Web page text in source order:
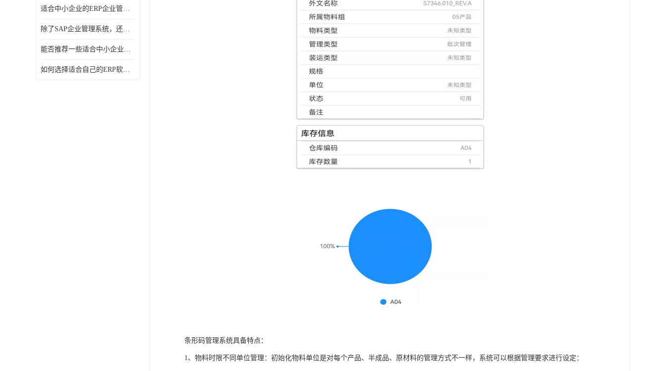
适合中小企业的ERP企业管理系统的价格大概是多少？北京奥维奥
除了SAP企业管理系统，还有哪些类似的企业管理软件可以推荐？
能否推荐一些适合中小企业的ERP企业管理软件？北京奥维奥
如何选择适合自己的ERP软件？北京奥维奥
条形码管理系统具备特点：
1、物料时限不同单位管理：初始化物料单位是对每个产品、半成品、原材料的管理方式不一样，系统可以根据管理要求进行设定：